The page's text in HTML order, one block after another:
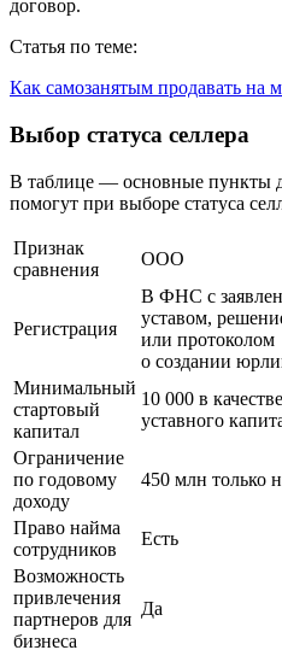
договор.
Статья по теме:
Как самозанятым продавать на
Выбор статуса селлера
В таблице — основные пункты
помогут при выборе статуса
Признак
сравнения
ООО
Регистрация
В ФНС с
уставом,
или протоколом
о создании
Минимальный
стартовый
капитал
10 000 в качестве
уставного
Ограничение
по годовому
доходу
450 млн только
Право найма
сотрудников
Есть
Возможность
привлечения
партнеров для
бизнеса
Да